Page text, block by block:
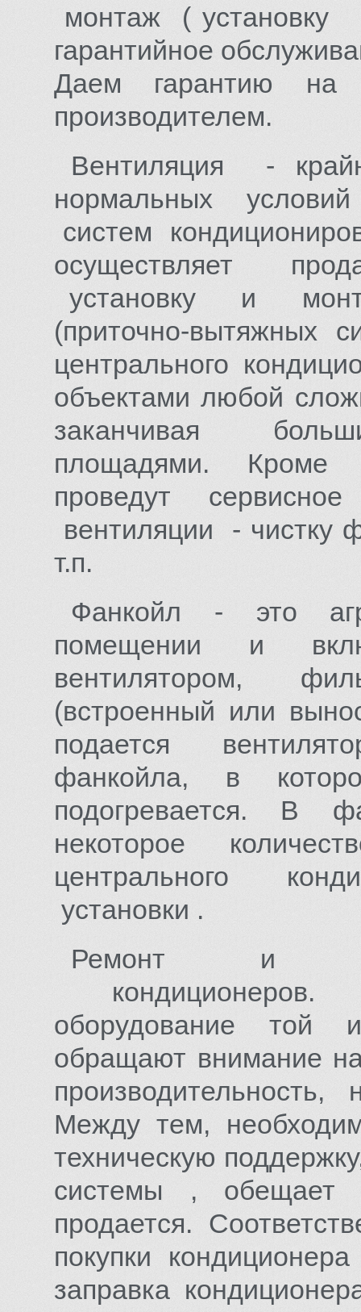
монтаж ( установку
гарантийное
Даем гарантию на
производителем.
Вентиляция -
нормальных
систем
осуществляет
установку и
(приточно-вытяжных
центрального
объектами любой
заканчивая
площадями. Кроме
проведут
вентиляции - чистку
т.п.
Фанкойл - это
помещении и
вентилятором,
(встроенный или
подается
фанкойла, в
подогревается. В
некоторое
центрального
установки .
Ремонт и
кондиционеров.
оборудование той
обращают внимание
Между тем,
техническую
системы , обещает
продается.
покупки
заправка